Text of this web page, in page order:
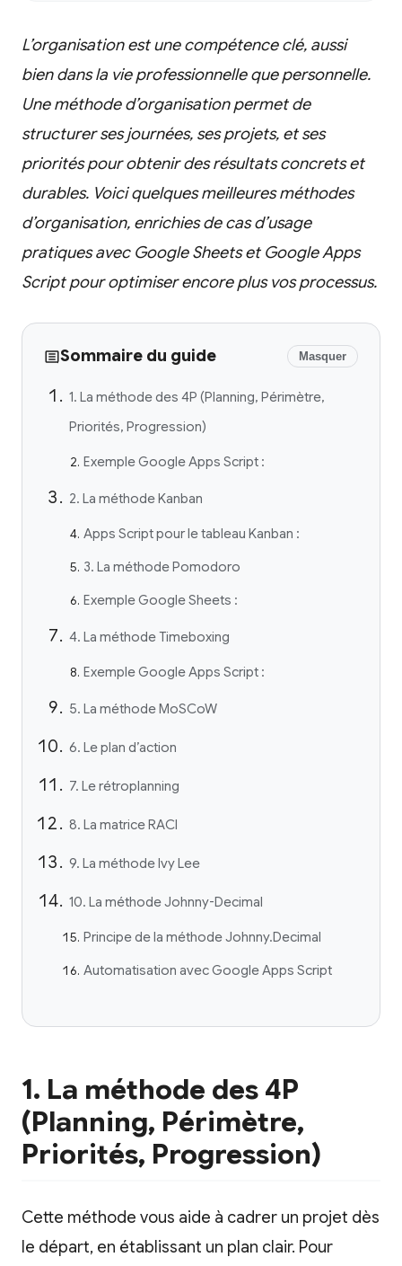
L’organisation est une compétence clé, aussi
bien dans la vie professionnelle que personnelle.
Une méthode d’organisation permet de
structurer ses journées, ses projets, et ses
priorités pour obtenir des résultats concrets et
durables. Voici quelques meilleures méthodes
d’organisation, enrichies de cas d’usage
pratiques avec Google Sheets et Google Apps
Script pour optimiser encore plus vos processus.
Sommaire du guide Masquer
1. La méthode des 4P (Planning, Périmètre,
Priorités, Progression)
Exemple Google Apps Script :
2. La méthode Kanban
Apps Script pour le tableau Kanban :
3. La méthode Pomodoro
Exemple Google Sheets :
4. La méthode Timeboxing
Exemple Google Apps Script :
5. La méthode MoSCoW
6. Le plan d’action
7. Le rétroplanning
8. La matrice RACI
9. La méthode Ivy Lee
10. La méthode Johnny-Decimal
Principe de la méthode Johnny.Decimal
Automatisation avec Google Apps Script
1. La méthode des 4P
(Planning, Périmètre,
Priorités, Progression)
Cette méthode vous aide à cadrer un projet dès
le départ, en établissant un plan clair. Pour